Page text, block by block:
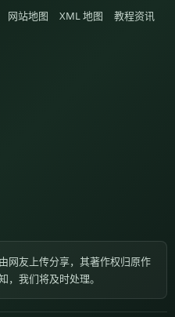
网站地图 XML 地图 教程资讯
网友上传分享，其著作权归原作
，我们将及时处理。